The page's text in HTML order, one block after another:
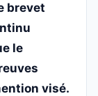
brevet
le
visé.